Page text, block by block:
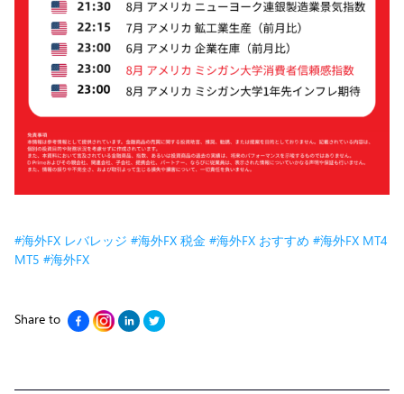
#海外FX レバレッジ #海外FX 税金 #海外FX おすすめ #海外FX MT4
MT5 #海外FX
Share to